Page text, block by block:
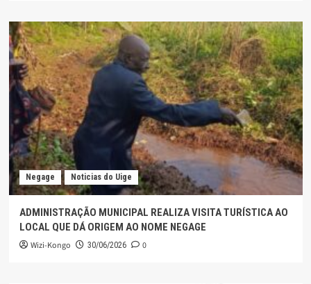
Negage Noticias do Uige
ADMINISTRAÇÃO MUNICIPAL REALIZA VISITA TURÍSTICA AO
LOCAL QUE DÁ ORIGEM AO NOME NEGAGE
Wizi-Kongo 30/06/2026 0